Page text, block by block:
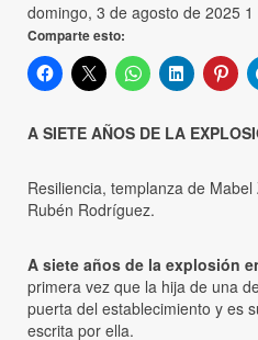
domingo, 3 de agosto de 2025
Comparte esto:
A SIETE AÑOS DE LA
Resiliencia, templanza de
Rubén Rodríguez.
A siete años de la explosión
primera vez que la hija de una
puerta del establecimiento y es
escrita por ella.